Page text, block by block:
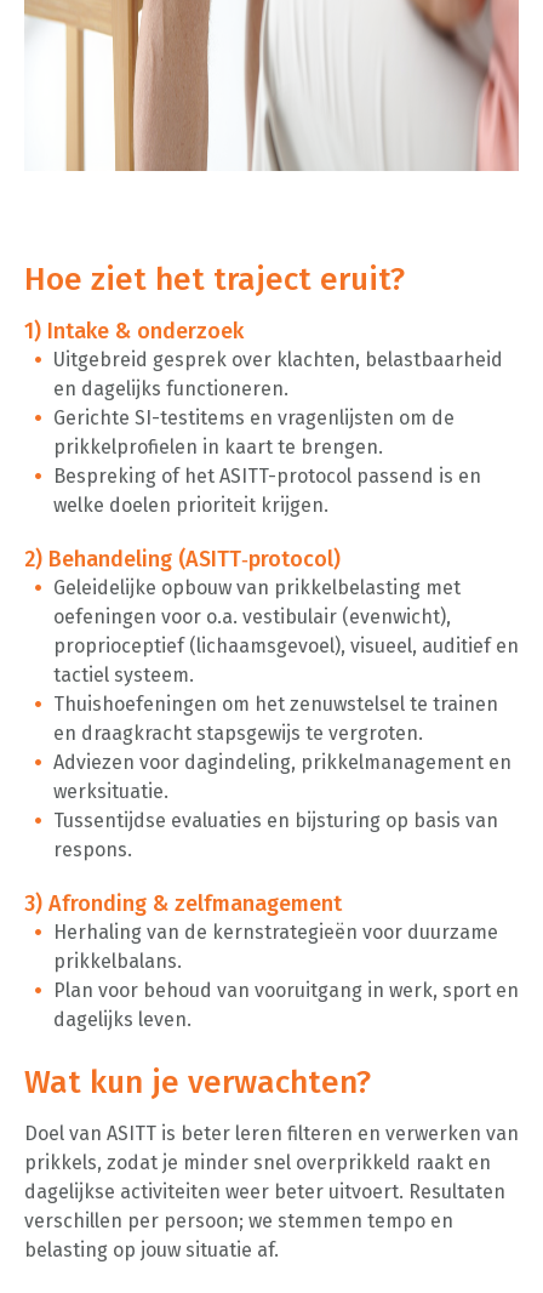
Hoe ziet het traject eruit?
1) Intake & onderzoek
Uitgebreid gesprek over klachten, belastbaarheid
en dagelijks functioneren.
Gerichte SI-testitems en vragenlijsten om de
prikkelprofielen in kaart te brengen.
Bespreking of het ASITT-protocol passend is en
welke doelen prioriteit krijgen.
2) Behandeling (ASITT‑protocol)
Geleidelijke opbouw van prikkelbelasting met
oefeningen voor o.a. vestibulair (evenwicht),
proprioceptief (lichaamsgevoel), visueel, auditief en
tactiel systeem.
Thuishoefeningen om het zenuwstelsel te trainen
en draagkracht stapsgewijs te vergroten.
Adviezen voor dagindeling, prikkelmanagement en
werksituatie.
Tussentijdse evaluaties en bijsturing op basis van
respons.
3) Afronding & zelfmanagement
Herhaling van de kernstrategieën voor duurzame
prikkelbalans.
Plan voor behoud van vooruitgang in werk, sport en
dagelijks leven.
Wat kun je verwachten?
Doel van ASITT is beter leren filteren en verwerken van
prikkels, zodat je minder snel overprikkeld raakt en
dagelijkse activiteiten weer beter uitvoert. Resultaten
verschillen per persoon; we stemmen tempo en
belasting op jouw situatie af.